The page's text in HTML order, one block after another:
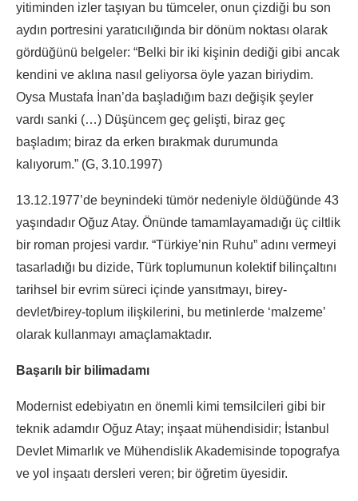
yitiminden izler taşıyan bu tümceler, onun çizdiği bu son
aydın portresini yaratıcılığında bir dönüm noktası olarak
gördüğünü belgeler: “Belki bir iki kişinin dediği gibi ancak
kendini ve aklına nasıl geliyorsa öyle yazan biriydim.
Oysa Mustafa İnan’da başladığım bazı değişik şeyler
vardı sanki (…) Düşüncem geç gelişti, biraz geç
başladım; biraz da erken bırakmak durumunda
kalıyorum.” (G, 3.10.1997)
13.12.1977’de beynindeki tümör nedeniyle öldüğünde 43
yaşındadır Oğuz Atay. Önünde tamamlayamadığı üç ciltlik
bir roman projesi vardır. “Türkiye’nin Ruhu” adını vermeyi
tasarladığı bu dizide, Türk toplumunun kolektif bilinçaltını
tarihsel bir evrim süreci içinde yansıtmayı, birey-
devlet/birey-toplum ilişkilerini, bu metinlerde ‘malzeme’
olarak kullanmayı amaçlamaktadır.
Başarılı bir bilimadamı
Modernist edebiyatın en önemli kimi temsilcileri gibi bir
teknik adamdır Oğuz Atay; inşaat mühendisidir; İstanbul
Devlet Mimarlık ve Mühendislik Akademisinde topografya
ve yol inşaatı dersleri veren; bir öğretim üyesidir.